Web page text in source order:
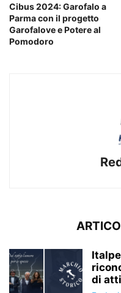
Cibus 2024: Garofalo a
Parma con il progetto
Garofalove e Potere al
Pomodoro
di